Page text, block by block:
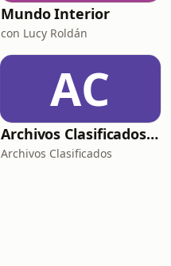
Mundo Interior
con Lucy Roldán
AC
Archivos Clasificados Podcast
Archivos Clasificados